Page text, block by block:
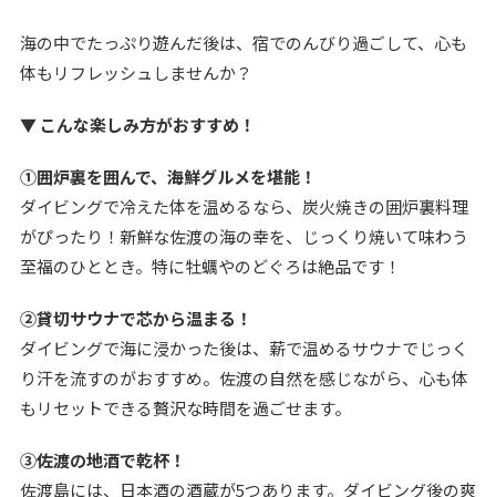
海の中でたっぷり遊んだ後は、宿でのんびり過ごして、心も
体もリフレッシュしませんか？
▼ こんな楽しみ方がおすすめ！
①囲炉裏を囲んで、海鮮グルメを堪能！
ダイビングで冷えた体を温めるなら、炭火焼きの囲炉裏料理
がぴったり！新鮮な佐渡の海の幸を、じっくり焼いて味わう
至福のひととき。特に牡蠣やのどぐろは絶品です！
②貸切サウナで芯から温まる！
ダイビングで海に浸かった後は、薪で温めるサウナでじっく
り汗を流すのがおすすめ。佐渡の自然を感じながら、心も体
もリセットできる贅沢な時間を過ごせます。
③佐渡の地酒で乾杯！
佐渡島には、日本酒の酒蔵が5つあります。ダイビング後の爽